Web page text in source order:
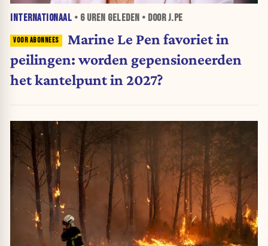
INTERNATIONAAL • 6 UREN GELEDEN • DOOR J.PE
Marine Le Pen favoriet in
peilingen: worden gepensioneerden
het kantelpunt in 2027?